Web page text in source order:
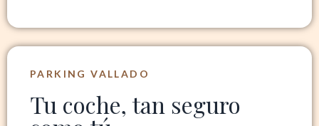
PARKING VALLADO
Tu coche, tan seguro